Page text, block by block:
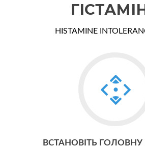
HISTAMINE
to
головну
ВСТАНОВІТЬ